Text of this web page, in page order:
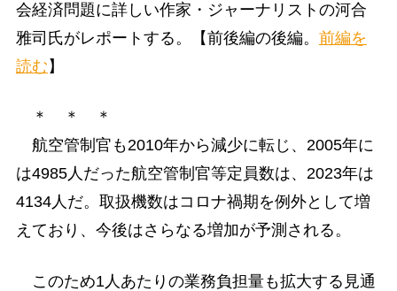
会経済問題に詳しい作家・ジャーナリストの河合
雅司氏がレポートする。【前後編の後編。 前編を
読む 】
＊ ＊ ＊
航空管制官も2010年から減少に転じ、2005年に
は4985人だった航空管制官等定員数は、2023年は
4134人だ。取扱機数はコロナ禍期を例外として増
えており、今後はさらなる増加が予測される。
このため1人あたりの業務負担量も拡大する見通